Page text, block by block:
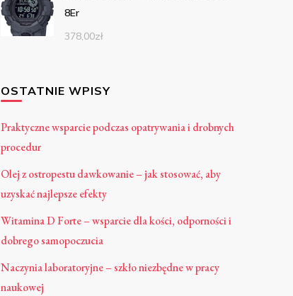
8Er
378,00zł
OSTATNIE WPISY
Praktyczne wsparcie podczas opatrywania i drobnych
procedur
Olej z ostropestu dawkowanie – jak stosować, aby
uzyskać najlepsze efekty
Witamina D Forte – wsparcie dla kości, odporności i
dobrego samopoczucia
Naczynia laboratoryjne – szkło niezbędne w pracy
naukowej